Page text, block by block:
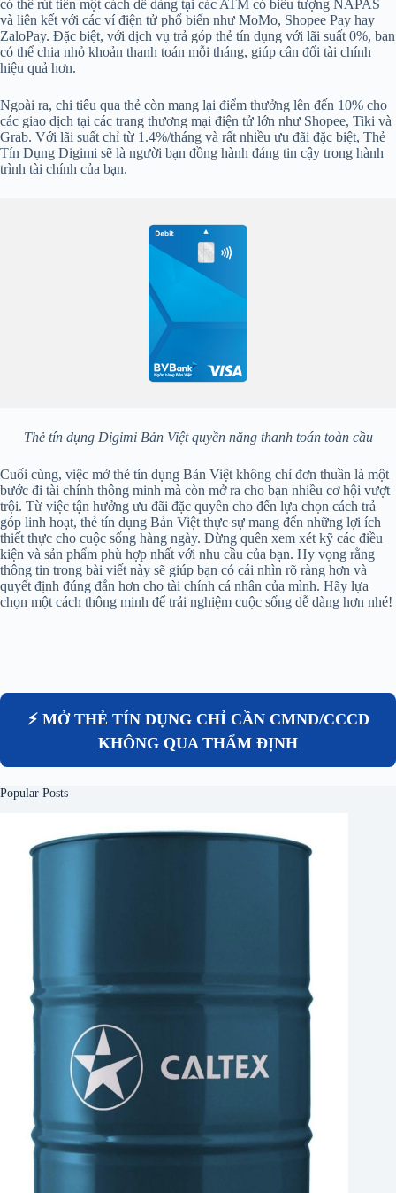
có thể rút tiền một cách dễ dàng tại các ATM có biểu tượng NAPAS
và liên kết với các ví điện tử phổ biến như MoMo, Shopee Pay hay
ZaloPay. Đặc biệt, với dịch vụ trả góp thẻ tín dụng với lãi suất 0%, bạn
có thể chia nhỏ khoản thanh toán mỗi tháng, giúp cân đối tài chính
hiệu quả hơn.
Ngoài ra, chi tiêu qua thẻ còn mang lại điểm thưởng lên đến 10% cho
các giao dịch tại các trang thương mại điện tử lớn như Shopee, Tiki và
Grab. Với lãi suất chỉ từ 1.4%/tháng và rất nhiều ưu đãi đặc biệt, Thẻ
Tín Dụng Digimi sẽ là người bạn đồng hành đáng tin cậy trong hành
trình tài chính của bạn.
Thẻ tín dụng Digimi Bản Việt quyền năng thanh toán toàn cầu
Cuối cùng, việc mở thẻ tín dụng Bản Việt không chỉ đơn thuần là một
bước đi tài chính thông minh mà còn mở ra cho bạn nhiều cơ hội vượt
trội. Từ việc tận hưởng ưu đãi đặc quyền cho đến lựa chọn cách trả
góp linh hoạt, thẻ tín dụng Bản Việt thực sự mang đến những lợi ích
thiết thực cho cuộc sống hàng ngày. Đừng quên xem xét kỹ các điều
kiện và sản phẩm phù hợp nhất với nhu cầu của bạn. Hy vọng rằng
thông tin trong bài viết này sẽ giúp bạn có cái nhìn rõ ràng hơn và
quyết định đúng đắn hơn cho tài chính cá nhân của mình. Hãy lựa
chọn một cách thông minh để trải nghiệm cuộc sống dễ dàng hơn nhé!
⚡ MỞ THẺ TÍN DỤNG CHỈ CẦN CMND/CCCD
KHÔNG QUA THẨM ĐỊNH
Popular Posts